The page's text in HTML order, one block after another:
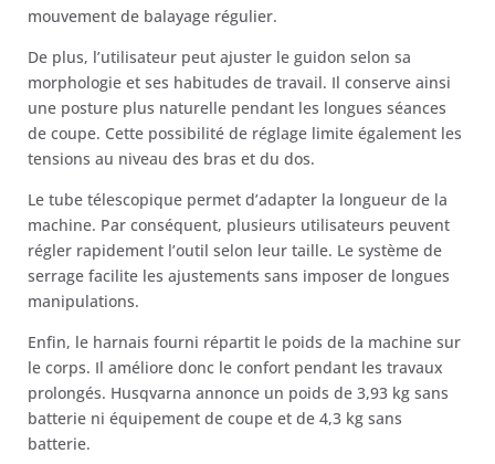
mouvement de balayage régulier.
De plus, l’utilisateur peut ajuster le guidon selon sa
morphologie et ses habitudes de travail. Il conserve ainsi
une posture plus naturelle pendant les longues séances
de coupe. Cette possibilité de réglage limite également les
tensions au niveau des bras et du dos.
Le tube télescopique permet d’adapter la longueur de la
machine. Par conséquent, plusieurs utilisateurs peuvent
régler rapidement l’outil selon leur taille. Le système de
serrage facilite les ajustements sans imposer de longues
manipulations.
Enfin, le harnais fourni répartit le poids de la machine sur
le corps. Il améliore donc le confort pendant les travaux
prolongés. Husqvarna annonce un poids de 3,93 kg sans
batterie ni équipement de coupe et de 4,3 kg sans
batterie.